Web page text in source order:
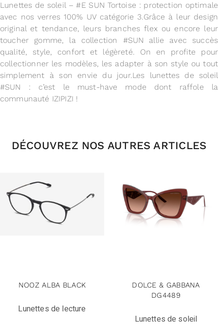
Lunettes de soleil – #E SUN Tortoise : protection optimale
avec nos verres 100% UV catégorie 3.Grâce à leur design
original et tendance, leurs branches flex ou encore leur
toucher gomme, la collection #SUN allie avec succès
qualité, style, confort et légèreté. On en profite pour
collectionner les modèles, les adapter à son style ou tout
simplement à son envie du jour.Les lunettes de soleil
#SUN : c’est le must-have mode dont raffole la
communauté IZIPIZI !
DÉCOUVREZ NOS AUTRES ARTICLES
NOOZ ALBA BLACK
Lunettes de lecture
DOLCE & GABBANA
DG4489
Lunettes de soleil